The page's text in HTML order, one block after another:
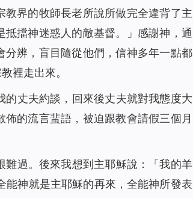
界的牧師長老所說所做完全違背了主
擋神迷惑人的敵基督。」感謝神，通
辨，盲目隨從他們，信神多年一點都
裡走出來。
丈夫約談，回來後丈夫就對我態度大
的流言蜚語，被迫跟教會請假三個月
難過。後來我想到主耶穌說：「我的羊
能神就是主耶穌的再來，全能神所發表